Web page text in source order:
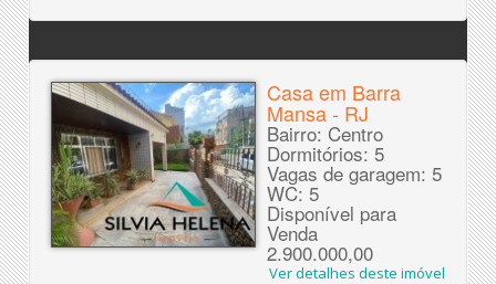
Casa em Barra
Mansa - RJ
Bairro: Centro
Dormitórios: 5
Vagas de garagem: 5
WC: 5
Disponível para
Venda
2.900.000,00
Ver detalhes deste imóvel